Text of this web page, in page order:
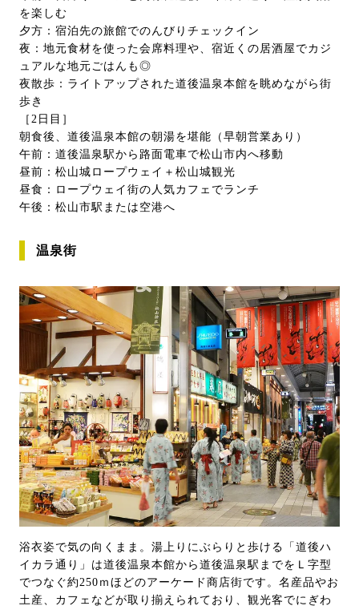
を楽しむ
夕方：宿泊先の旅館でのんびりチェックイン
夜：地元食材を使った会席料理や、宿近くの居酒屋でカジ
ュアルな地元ごはんも◎
夜散歩：ライトアップされた道後温泉本館を眺めながら街
歩き
［2日目］
朝食後、道後温泉本館の朝湯を堪能（早朝営業あり）
午前：道後温泉駅から路面電車で松山市内へ移動
昼前：松山城ロープウェイ＋松山城観光
昼食：ロープウェイ街の人気カフェでランチ
午後：松山市駅または空港へ
温泉街
浴衣姿で気の向くまま。湯上りにぶらりと歩ける「道後ハ
イカラ通り」は道後温泉本館から道後温泉駅までをＬ字型
でつなぐ約250ｍほどのアーケード商店街です。名産品やお
土産、カフェなどが取り揃えられており、観光客でにぎわ